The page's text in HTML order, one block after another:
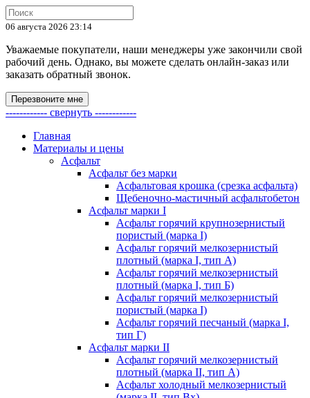
06 августа 2026 23:14
Уважаемые покупатели, наши менеджеры уже закончили свой
рабочий день. Однако, вы можете сделать онлайн-заказ или
заказать обратный звонок.
Перезвоните мне
------------ свернуть ------------
Главная
Материалы и цены
Асфальт
Асфальт без марки
Асфальтовая крошка (срезка асфальта)
Щебеночно-мастичный асфальтобетон
Асфальт марки I
Асфальт горячий крупнозернистый
пористый (марка I)
Асфальт горячий мелкозернистый
плотный (марка I, тип А)
Асфальт горячий мелкозернистый
плотный (марка I, тип Б)
Асфальт горячий мелкозернистый
пористый (марка I)
Асфальт горячий песчаный (марка I,
тип Г)
Асфальт марки II
Асфальт горячий мелкозернистый
плотный (марка II, тип А)
Асфальт холодный мелкозернистый